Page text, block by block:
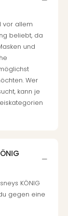
vor allem
beliebt, da
und
Wer
kann je
KÖNIG
gegen eine